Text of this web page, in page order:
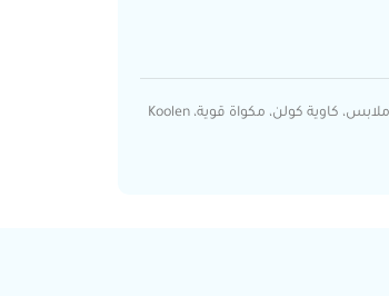
مكواة كولن، مكواة جافة ثقيلة، مكواة 2 كيلو، مكواة ذهبية، مكواة ملابس، كاوية كولن، مكواة قوية، Koolen